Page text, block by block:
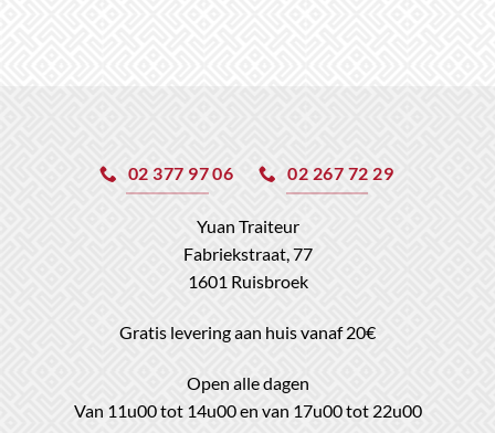
02 377 97 06 02 267 72 29
Yuan Traiteur
Fabriekstraat, 77
1601 Ruisbroek
Gratis levering aan huis vanaf 20€
Open alle dagen
Van 11u00 tot 14u00 en van 17u00 tot 22u00